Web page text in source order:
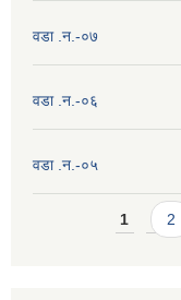
वडा .न.-०७
वडा .न.-०६
वडा .न.-०५
Pages1 2